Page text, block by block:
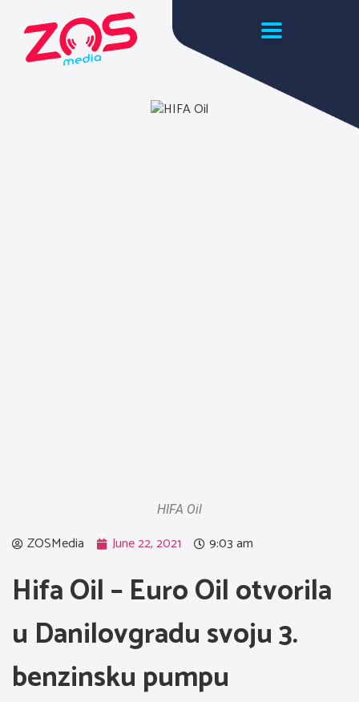
HIFA Oil
ZOSMedia June 22, 2021 9:03 am
Hifa Oil – Euro Oil otvorila
u Danilovgradu svoju 3.
benzinsku pumpu